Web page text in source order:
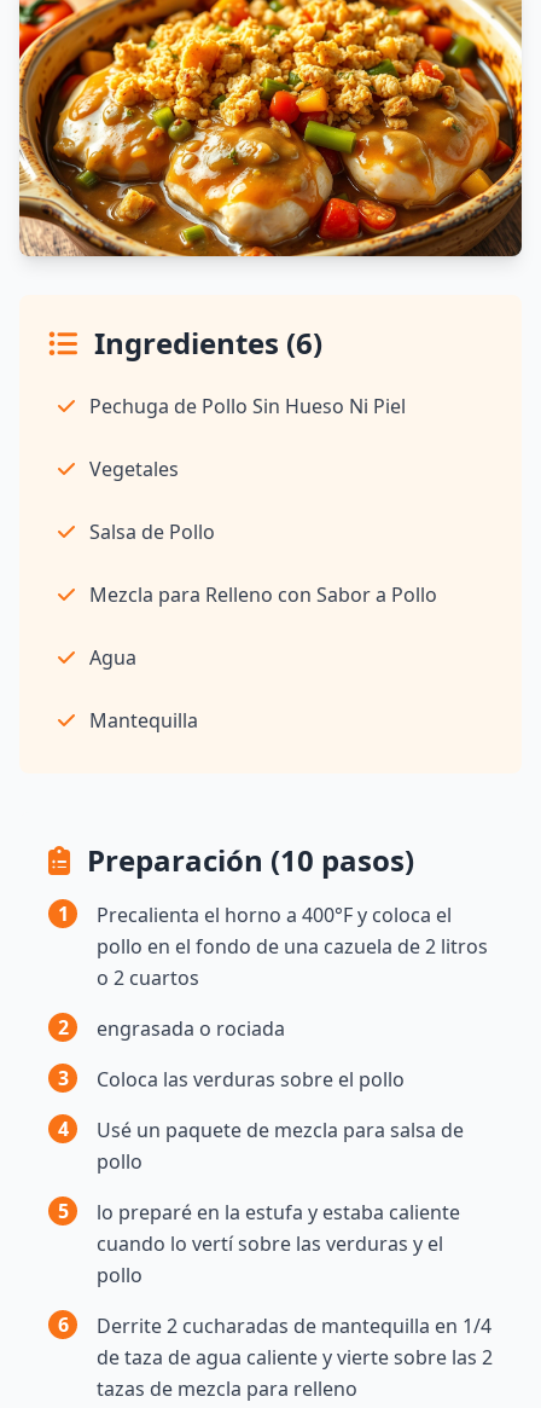
Ingredientes (6)
Pechuga de Pollo Sin Hueso Ni Piel
Vegetales
Salsa de Pollo
Mezcla para Relleno con Sabor a Pollo
Agua
Mantequilla
Preparación (10 pasos)
1
Precalienta el horno a 400°F y coloca el
pollo en el fondo de una cazuela de 2 litros
o 2 cuartos
2
engrasada o rociada
3
Coloca las verduras sobre el pollo
4
Usé un paquete de mezcla para salsa de
pollo
5
lo preparé en la estufa y estaba caliente
cuando lo vertí sobre las verduras y el
pollo
6
Derrite 2 cucharadas de mantequilla en 1/4
de taza de agua caliente y vierte sobre las 2
tazas de mezcla para relleno